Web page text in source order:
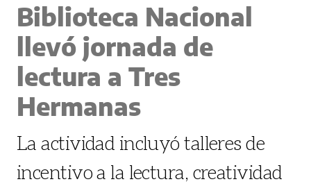
Biblioteca Nacional
llevó jornada de
lectura a Tres
Hermanas
La actividad incluyó talleres de
incentivo a la lectura, creatividad